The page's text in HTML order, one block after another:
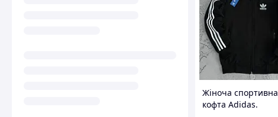
Жіноча спортивна
кофта Adidas.